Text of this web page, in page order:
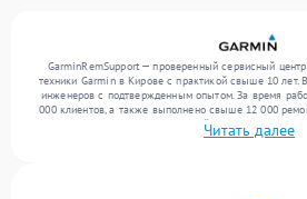
GarminRemSupport — проверенный сервисный
техники Garmin в Кирове с практикой свыше 10 лет.
инженеров с подтвержденным опытом. За время
000 клиентов, а также выполнено свыше 12 000
центр поступает от 300 устройств, включая , , .
сложности и поддерживаем высокий стандарт
Читать далее